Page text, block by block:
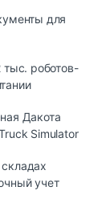
для
тыс. роботов-
Дакота
Simulator
учет